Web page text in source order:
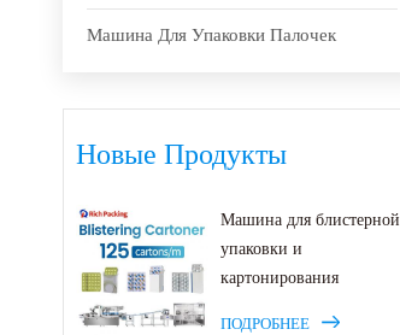
Машина Для Упаковки Палочек
Новые Продукты
Машина для блистерной
упаковки и
картонирования
ПОДРОБНЕЕ